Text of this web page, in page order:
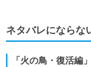
ネタバレにならな
「火の鳥・復活編